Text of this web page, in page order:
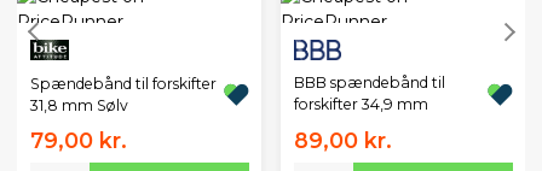
Spændebånd til forskifter
31,8 mm Sølv
79,00 kr.
BBB spændebånd til
forskifter 34,9 mm
89,00 kr.